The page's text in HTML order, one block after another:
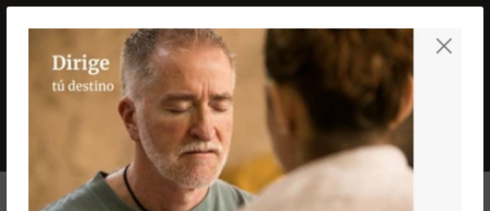
al contenido
INICIAR SESIÓN /REGÍSTRATE
SERVICIOS